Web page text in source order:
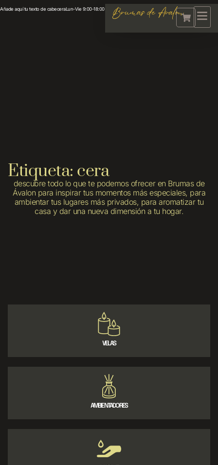
Añade aquí tu texto de cabeceraLun-Vie 9:00-18:00
Etiqueta: cera
descubre todo lo que te podemos ofrecer en Brumas de
Ávalon para inspirar tus momentos más especiales, para
ambientar tus lugares más privados, para aromatizar tu
casa y dar una nueva dimensión a tu hogar.
VELAS
AMBIENTADORES